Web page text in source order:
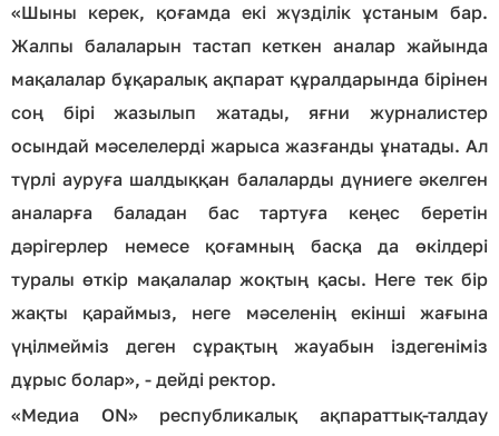
«Шыны керек, қоғамда екі жүзділік ұстаным бар.
Жалпы балаларын тастап кеткен аналар жайында
мақалалар бұқаралық ақпарат құралдарында бірінен
соң бірі жазылып жатады, яғни журналистер
осындай мәселелерді жарыса жазғанды ұнатады. Ал
түрлі ауруға шалдыққан балаларды дүниеге әкелген
аналарға баладан бас тартуға кеңес беретін
дәрігерлер немесе қоғамның басқа да өкілдері
туралы өткір мақалалар жоқтың қасы. Неге тек бір
жақты қараймыз, неге мәселенің екінші жағына
үңілмейміз деген сұрақтың жауабын іздегеніміз
дұрыс болар», - дейді ректор.
«Медиа ON» республикалық ақпараттық-талдау